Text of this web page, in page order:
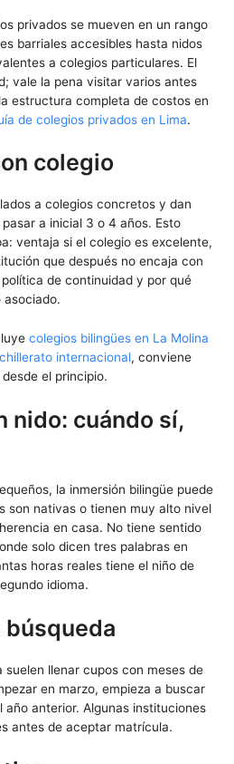
privados se mueven en un rango
barriales accesibles hasta nidos
a colegios particulares. El
vale la pena visitar varios antes
estructura completa de costos en
de colegios privados en Lima.
colegio
a colegios concretos y dan
a inicial 3 o 4 años. Esto
ventaja si el colegio es excelente,
que después no encaja con
de continuidad y por qué
asociado.
colegios bilingües en La Molina
internacional, conviene
el principio.
nido: cuándo sí,
la inmersión bilingüe puede
son nativas o tienen muy alto nivel
en casa. No tiene sentido
solo dicen tres palabras en
horas reales tiene el niño de
idioma.
búsqueda
suelen llenar cupos con meses de
en marzo, empieza a buscar
anterior. Algunas instituciones
antes de aceptar matrícula.